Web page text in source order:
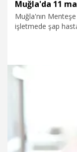
Muğla'nın Menteşe
işletmede şap